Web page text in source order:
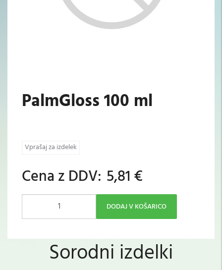
PalmGloss 100 ml
Vprašaj za izdelek
Cena z DDV: 5,81 €
DODAJ V KOŠARICO
Sorodni izdelki